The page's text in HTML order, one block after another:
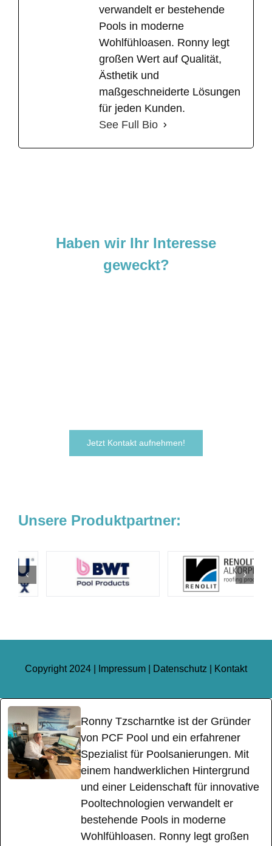
verwandelt er bestehende
Pools in moderne
Wohlfühloasen. Ronny legt
großen Wert auf Qualität,
Ästhetik und
maßgeschneiderte Lösungen
für jeden Kunden.
See Full Bio
Haben wir Ihr Interesse
geweckt?
Jetzt Kontakt aufnehmen!
Unsere Produktpartner:
Copyright 2024 | Impressum Datenschutz Kontakt
Ronny Tzscharntke ist der Gründer
von PCF Pool und ein erfahrener
Spezialist für Poolsanierungen. Mit
einem handwerklichen Hintergrund
und einer Leidenschaft für innovative
Pooltechnologien verwandelt er
bestehende Pools in moderne
Wohlfühloasen. Ronny legt großen